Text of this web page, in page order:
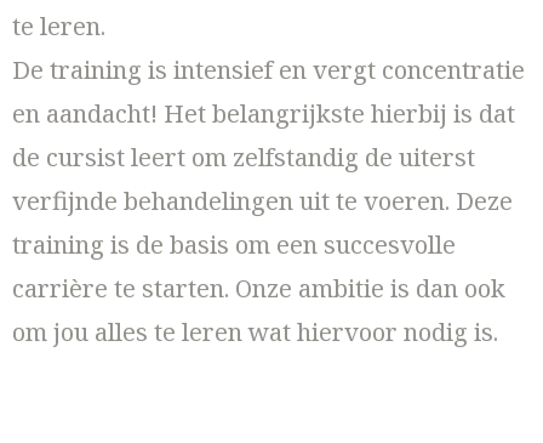
te leren.
De training is intensief en vergt concentratie
en aandacht! Het belangrijkste hierbij is dat
de cursist leert om zelfstandig de uiterst
verfijnde behandelingen uit te voeren. Deze
training is de basis om een succesvolle
carrière te starten. Onze ambitie is dan ook
om jou alles te leren wat hiervoor nodig is.